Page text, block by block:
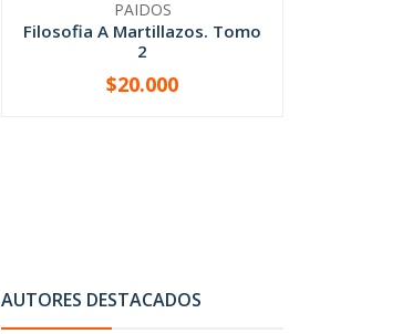
PAIDOS
Filosofia A Martillazos. Tomo
2
+
$20.000
AUTORES DESTACADOS